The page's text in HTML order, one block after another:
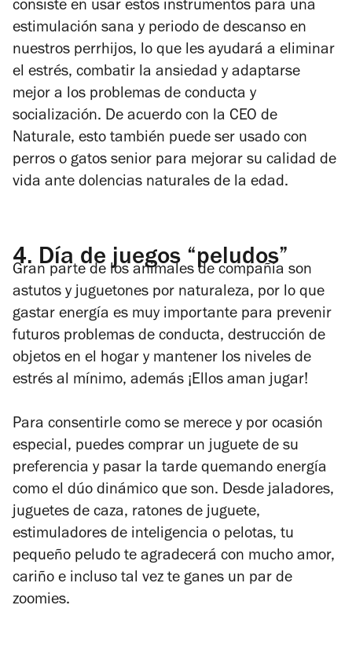
consiste en usar estos instrumentos para una
estimulación sana y periodo de descanso en
nuestros perrhijos, lo que les ayudará a eliminar
el estrés, combatir la ansiedad y adaptarse
mejor a los problemas de conducta y
socialización. De acuerdo con la CEO de
Naturale, esto también puede ser usado con
perros o gatos senior para mejorar su calidad de
vida ante dolencias naturales de la edad.
4. Día de juegos “peludos”
Gran parte de los animales de compañía son
astutos y juguetones por naturaleza, por lo que
gastar energía es muy importante para prevenir
futuros problemas de conducta, destrucción de
objetos en el hogar y mantener los niveles de
estrés al mínimo, además ¡Ellos aman jugar!
Para consentirle como se merece y por ocasión
especial, puedes comprar un juguete de su
preferencia y pasar la tarde quemando energía
como el dúo dinámico que son. Desde jaladores,
juguetes de caza, ratones de juguete,
estimuladores de inteligencia o pelotas, tu
pequeño peludo te agradecerá con mucho amor,
cariño e incluso tal vez te ganes un par de
zoomies.